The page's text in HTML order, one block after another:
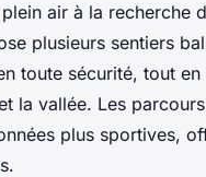
air à la recherche
plusieurs sentiers
toute sécurité, tout
la vallée. Les
plus sportives,